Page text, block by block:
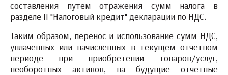
составления путем отражения сумм налога в
разделе II "Налоговый кредит" декларации по НДС.
Таким образом, перенос и использование сумм НДС,
уплаченных или начисленных в текущем отчетном
периоде при приобретении товаров/услуг,
необоротных активов, на будущие отчетные